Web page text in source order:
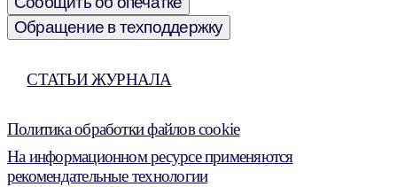
Обращение в техподдержку
СТАТЬИ ЖУРНАЛА
Политика обработки файлов cookie
На информационном ресурсе применяются
рекомендательные технологии